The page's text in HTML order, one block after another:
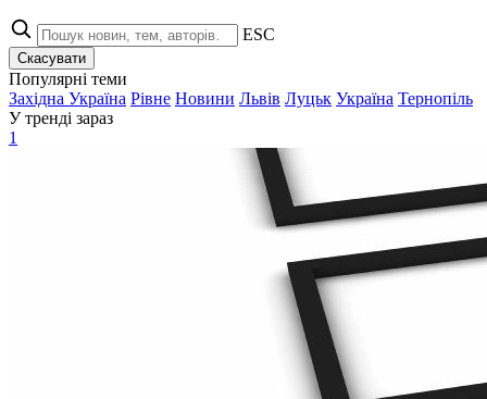
ESC
Скасувати
Популярні теми
Західна Україна Рівне Новини Львів Луцьк Україна Тернопіль
У тренді зараз
1